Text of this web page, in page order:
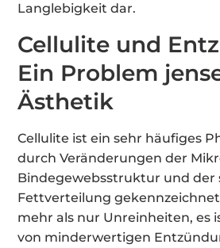
Langlebigkeit dar.
Cellulite und
Ein Problem
Ästhetik
Cellulite ist ein sehr häufiges
durch Veränderungen der
Bindegewebsstruktur und der
Fettverteilung gekennzeichnet
mehr als nur Unreinheiten, es
von minderwertigen